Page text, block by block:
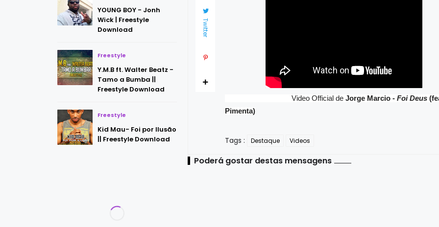
YOUNG BOY - Jonh
Wick | Freestyle
Download
Freestyle
Y.M.B ft. Walter Beatz -
Tamo a Bumba ||
Freestyle Download
Freestyle
Kid Mau- Foi por Ilusão
|| Freestyle Download
Video Official deJorge Marcio -Foi Deus
Pimenta)
Tags : Destaque Videos
Twitter
Poderá gostar destas mensagens